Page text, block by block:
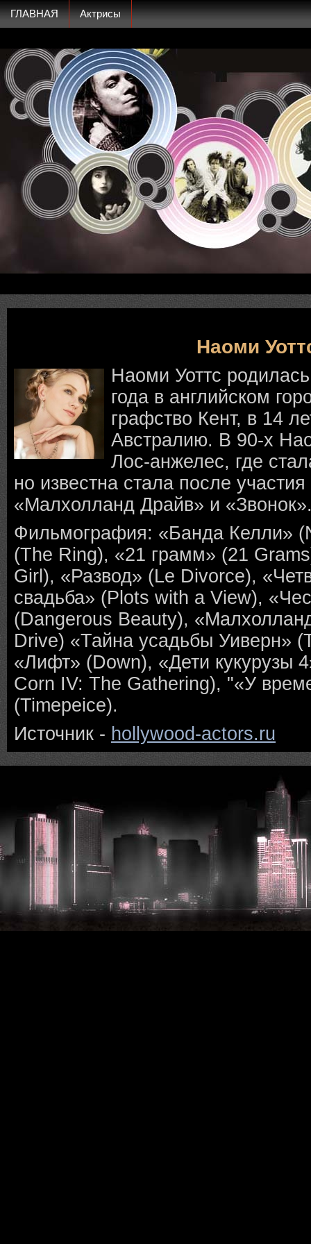
ГЛАВНАЯ Актрисы
Наоми
Наоми Уоттс
года в английском
графство Кент, в 14
Австралию. В 90-х
Лос-анжелес, где
но известна стала после
«Малхолланд Драйв» и
Фильмография: «Банда Келли»
(The Ring), «21 грамм» (21
Girl), «Развод» (Le Divorce),
свадьба» (Plots with a View),
(Dangerous Beauty),
Drive) «Тайна усадьбы Уиверн»
«Лифт» (Down), «Дети кукурузы
Corn IV: The Gathering), "«У
(Timepeice).
Источник - hollywood-actors.ru